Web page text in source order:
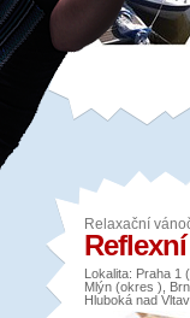
Relaxační
Lokalita: Praha 1
Mlýn (okres ),
Hluboká nad